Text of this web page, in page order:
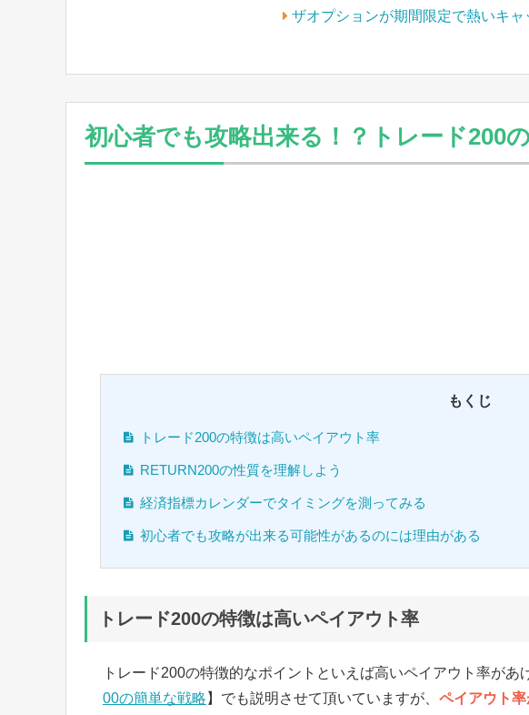
ザオプションが期間限定で熱いキャ
初心者でも攻略出来る！？トレード200
もくじ
トレード200の特徴は高いペイアウト率
RETURN200の性質を理解しよう
経済指標カレンダーでタイミングを測ってみる
初心者でも攻略が出来る可能性があるのには理由がある
トレード200の特徴は高いペイアウト率
トレード200の特徴的なポイントといえば高いペイアウト率があ
00の簡単な戦略 】でも説明させて頂いていますが、 ペイアウト